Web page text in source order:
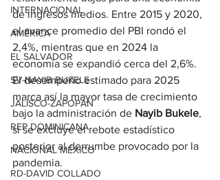
INTERNACIONAL
AMÉRICA
EL SALVADOR
SV-NAYIB BUKELE
JALISCO-ZAPOPAN
REP DOMINICANA
NACIONAL MÉXICO
RD-DAVID COLLADO
de ingresos medios. Entre 2015 y 2020,
el avance promedio del PBI rondó el
2,4%, mientras que en 2024 la
economía se expandió cerca del 2,6%.
El desempeño estimado para 2025
marca así la mayor tasa de crecimiento
bajo la administración de Nayib Bukele,
si se excluye el rebote estadístico
posterior al derrumbe provocado por la
pandemia.